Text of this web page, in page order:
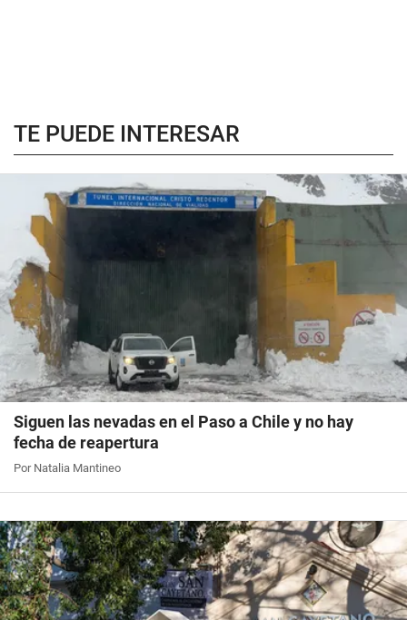
TE PUEDE INTERESAR
Siguen las nevadas en el Paso a Chile y no hay
fecha de reapertura
Por Natalia Mantineo